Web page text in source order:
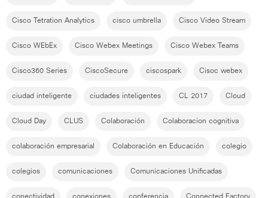
Cisco Tetration Analytics cisco umbrella Cisco Video Stream
Cisco WEbEx Cisco Webex Meetings Cisco Webex Teams
Cisco360 Series CiscoSecure ciscospark Cisoc webex
ciudad inteligente ciudades inteligentes CL 2017 Cloud
Cloud Day CLUS Colaboración Colaboracion cognitiva
colaboración empresarial Colaboración en Educación colegio
colegios comunicaciones Comunicaciones Unificadas
conectividad conexiones conferencia Connected Factory